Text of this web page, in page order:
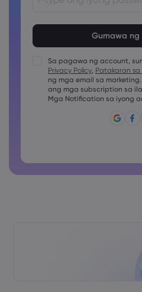
Ang password ay dapat
Ang password ay dapat
1 uppercase na karakter
Ang password ay dapat
1 lowercase na karakter
Sa pagawa ng account,
Privacy Policy, Patakaran sa
ng mga email sa
ang mga subscription sa
Mga Notification sa iyong